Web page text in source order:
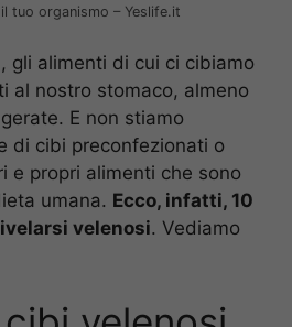
tuo organismo – Yeslife.it
gli alimenti di cui ci cibiamo
al nostro stomaco, almeno
E non stiamo
di cibi preconfezionati o
e propri alimenti che sono
umana. Ecco, infatti, 10
velenosi. Vediamo